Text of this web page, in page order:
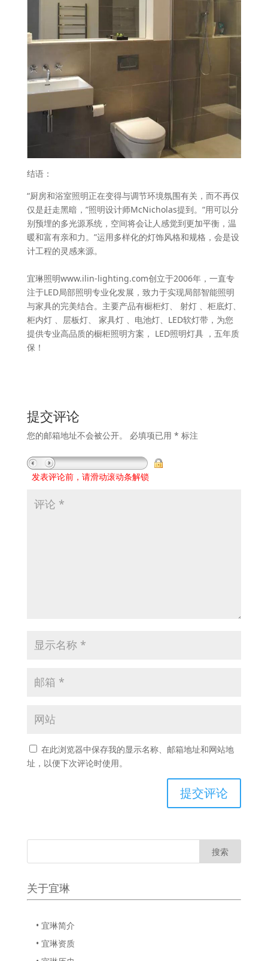
结语：
“厨房和浴室照明正在变得与调节环境氛围有关，而不再仅
仅是赶走黑暗，”照明设计师McNicholas提到。“用可以分
别预埋的多光源系统，空间将会让人感觉到更加平衡，温
暖和富有亲和力。”运用多样化的灯饰风格和规格，会是设
计工程的灵感来源。
宜琳照明www.ilin-lighting.com创立于2006年，一直专
注于LED局部照明专业化发展，致力于实现局部智能照明
与家具的完美结合。主要产品有橱柜灯、 射灯 、柜底灯、
柜内灯 、层板灯、 家具灯 、电池灯、LED软灯带，为您
提供专业高品质的橱柜照明方案， LED照明灯具 ，五年质
保！
提交评论
您的邮箱地址不会被公开。 必填项已用 * 标注
发表评论前，请滑动滚动条解锁
在此浏览器中保存我的显示名称、邮箱地址和网站地
址，以便下次评论时使用。
关于宜琳
• 宜琳简介
• 宜琳资质